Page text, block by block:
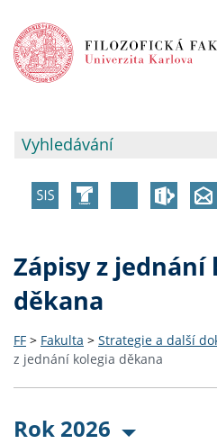
Zápisy z jednání
děkana
FF > Fakulta > Strategie a další
z jednání kolegia děkana
Rok 2026